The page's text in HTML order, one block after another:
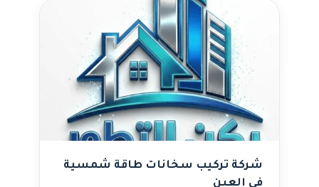
شركة تركيب سخانات طاقة شمسية
في العين